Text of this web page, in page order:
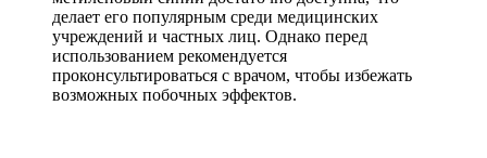
делает его популярным среди медицинских
учреждений и частных лиц. Однако перед
использованием рекомендуется
проконсультироваться с врачом, чтобы избежать
возможных побочных эффектов.